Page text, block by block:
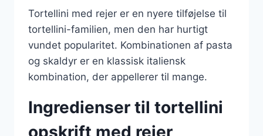
Tortellini med rejer er en nyere tilføjelse til
tortellini-familien, men den har hurtigt
vundet popularitet. Kombinationen af pasta
og skaldyr er en klassisk italiensk
kombination, der appellerer til mange.
Ingredienser til tortellini
opskrift med rejer